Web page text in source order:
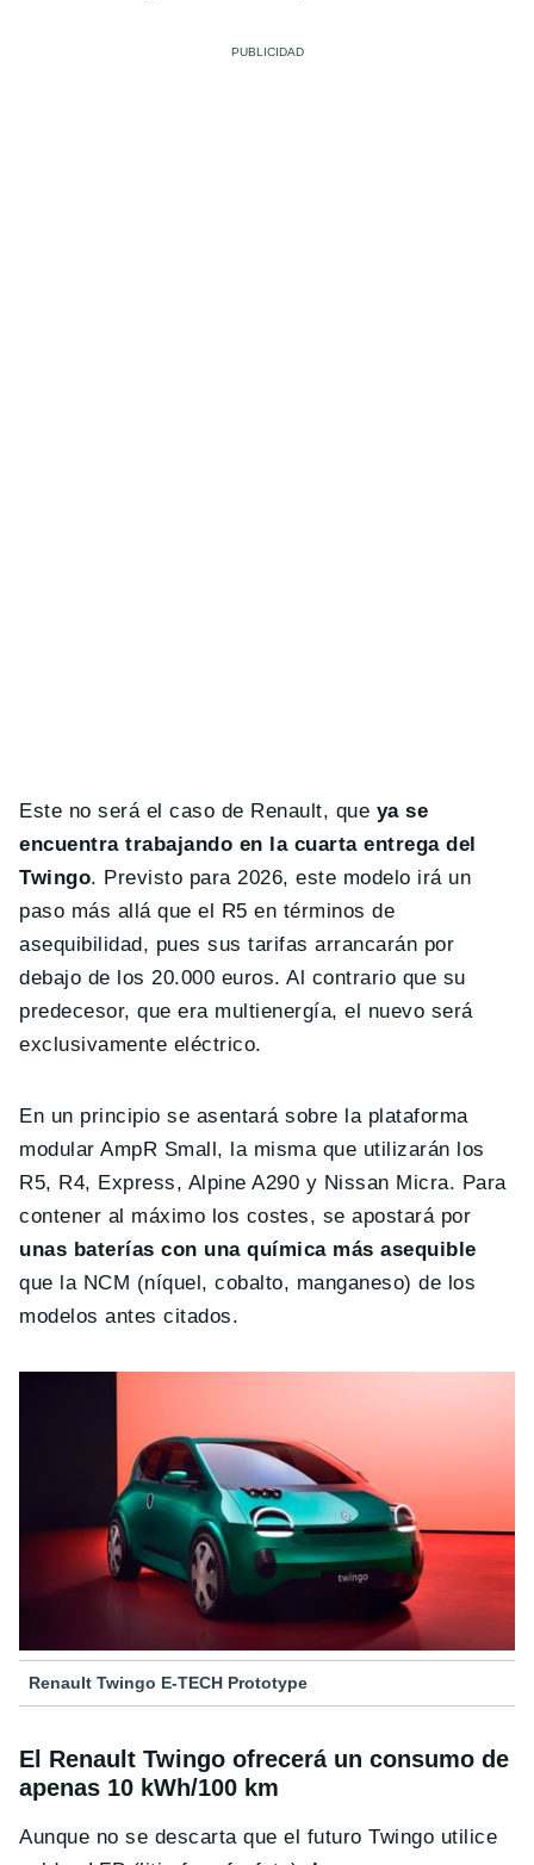
Este no será el caso de Renault, que ya se
encuentra trabajando en la cuarta entrega del
Twingo. Previsto para 2026, este modelo irá un
paso más allá que el R5 en términos de
asequibilidad, pues sus tarifas arrancarán por
debajo de los 20.000 euros. Al contrario que su
predecesor, que era multienergía, el nuevo será
exclusivamente eléctrico.
En un principio se asentará sobre la plataforma
modular AmpR Small, la misma que utilizarán los
R5, R4, Express, Alpine A290 y Nissan Micra. Para
contener al máximo los costes, se apostará por
unas baterías con una química más asequible
que la NCM (níquel, cobalto, manganeso) de los
modelos antes citados.
Renault Twingo E-TECH Prototype
El Renault Twingo ofrecerá un consumo de
apenas 10 kWh/100 km
Aunque no se descarta que el futuro Twingo utilice